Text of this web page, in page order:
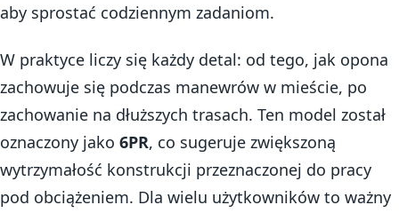
aby sprostać codziennym zadaniom.
W praktyce liczy się każdy detal: od tego, jak opona
zachowuje się podczas manewrów w mieście, po
zachowanie na dłuższych trasach. Ten model został
oznaczony jako 6PR, co sugeruje zwiększoną
wytrzymałość konstrukcji przeznaczonej do pracy
pod obciążeniem. Dla wielu użytkowników to ważny